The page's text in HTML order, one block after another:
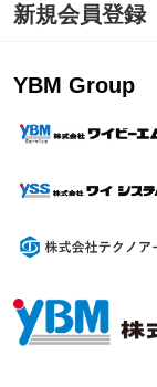
新規会員登録
YBM Group